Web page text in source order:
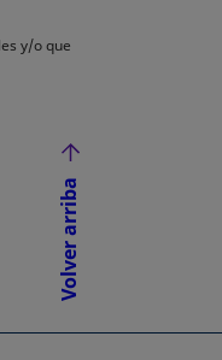
y/o que
Volver arriba